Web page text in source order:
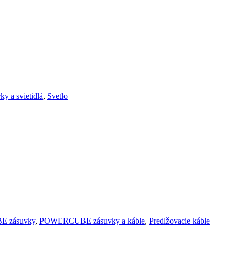
a svietidlá, Svetlo
zásuvky, POWERCUBE zásuvky a káble, Predlžovacie káble